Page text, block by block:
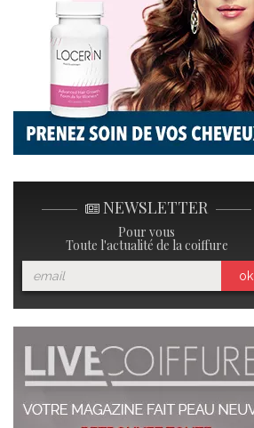
NEWSLETTER
Pour vous
Toute l'actualité de la coiffure
ok